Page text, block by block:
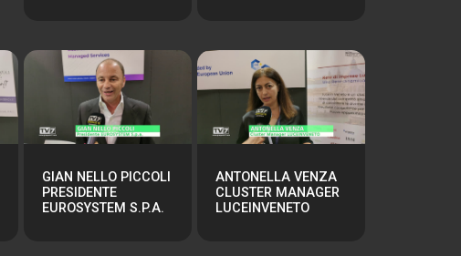
GIAN NELLO PICCOLI
PRESIDENTE
EUROSYSTEM S.P.A.
ANTONELLA VENZA
CLUSTER MANAGER
LUCEINVENETO